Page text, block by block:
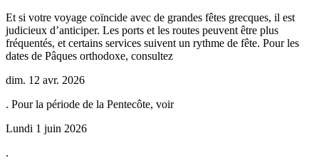
Et si votre voyage coïncide avec de grandes fêtes grecques, il est
judicieux d’anticiper. Les ports et les routes peuvent être plus
fréquentés, et certains services suivent un rythme de fête. Pour les
dates de Pâques orthodoxe, consultez
dim. 12 avr. 2026
. Pour la période de la Pentecôte, voir
Lundi 1 juin 2026
.